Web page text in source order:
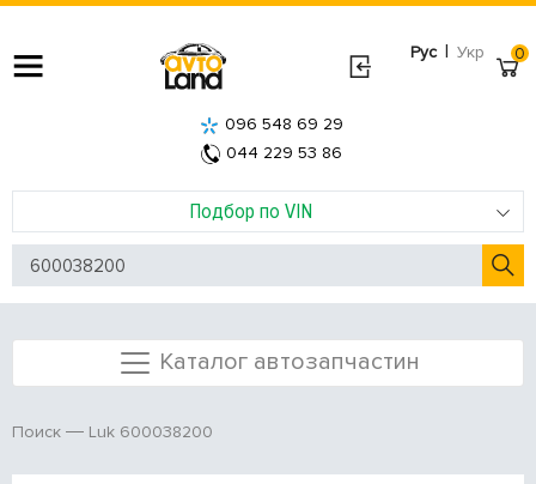
Рус | Укр
Подбор по VIN
096 548 69 29
044 229 53 86
0
Каталог автозапчастин
Поиск Luk 600038200